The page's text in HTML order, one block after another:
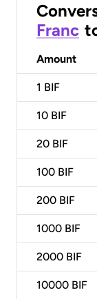
Franc
Amount
1 BIF
10 BIF
20 BIF
100 BIF
200 BIF
1000 BIF
2000 BIF
10000 BIF